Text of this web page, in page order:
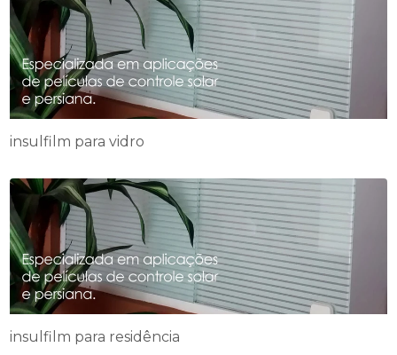
insulfilm para vidro
insulfilm para residência